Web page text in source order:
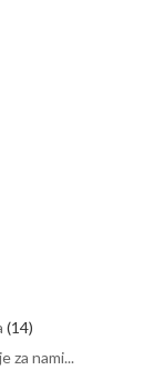
(14)
za nami...